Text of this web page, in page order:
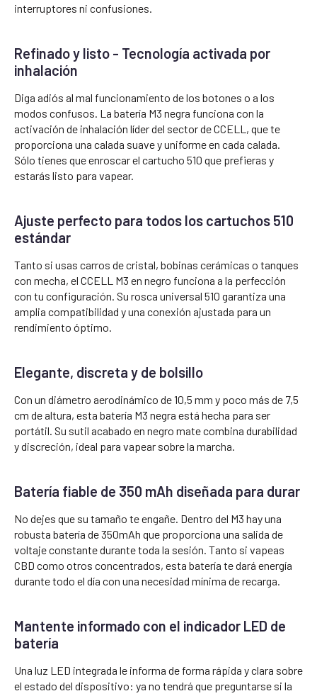
interruptores ni confusiones.
Refinado y listo - Tecnología activada por
inhalación
Diga adiós al mal funcionamiento de los botones o a los
modos confusos. La batería M3 negra funciona con la
activación de inhalación líder del sector de CCELL, que te
proporciona una calada suave y uniforme en cada calada.
Sólo tienes que enroscar el cartucho 510 que prefieras y
estarás listo para vapear.
Ajuste perfecto para todos los cartuchos 510
estándar
Tanto si usas carros de cristal, bobinas cerámicas o tanques
con mecha, el CCELL M3 en negro funciona a la perfección
con tu configuración. Su rosca universal 510 garantiza una
amplia compatibilidad y una conexión ajustada para un
rendimiento óptimo.
Elegante, discreta y de bolsillo
Con un diámetro aerodinámico de 10,5 mm y poco más de 7,5
cm de altura, esta batería M3 negra está hecha para ser
portátil. Su sutil acabado en negro mate combina durabilidad
y discreción, ideal para vapear sobre la marcha.
Batería fiable de 350 mAh diseñada para durar
No dejes que su tamaño te engañe. Dentro del M3 hay una
robusta batería de 350mAh que proporciona una salida de
voltaje constante durante toda la sesión. Tanto si vapeas
CBD como otros concentrados, esta batería te dará energía
durante todo el día con una necesidad mínima de recarga.
Mantente informado con el indicador LED de
batería
Una luz LED integrada le informa de forma rápida y clara sobre
el estado del dispositivo: ya no tendrá que preguntarse si la